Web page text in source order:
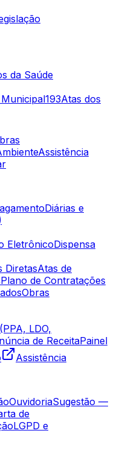
da Saúde
193Atas dos
Assistência
Diárias e
EletrônicoDispensa
DiretasAtas de
Plano de Contratações
Obras
LDO,
de ReceitaPainel
Assistência
OuvidoriaSugestão —
de
LGPD e